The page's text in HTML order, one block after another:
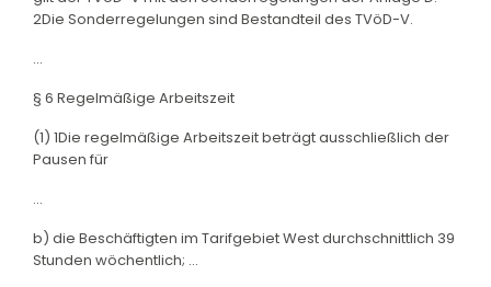
2Die Sonderregelungen sind Bestandteil des TVöD-V.
...
§ 6 Regelmäßige Arbeitszeit
(1) 1Die regelmäßige Arbeitszeit beträgt ausschließlich der
Pausen für
...
b) die Beschäftigten im Tarifgebiet West durchschnittlich 39
Stunden wöchentlich; ...